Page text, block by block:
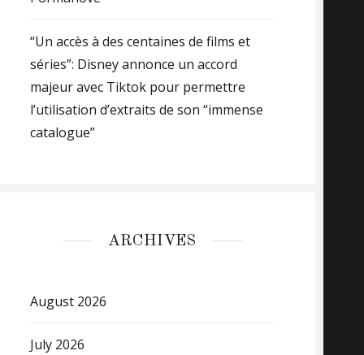
“Un accès à des centaines de films et
séries”: Disney annonce un accord
majeur avec Tiktok pour permettre
l’utilisation d’extraits de son “immense
catalogue”
ARCHIVES
August 2026
July 2026